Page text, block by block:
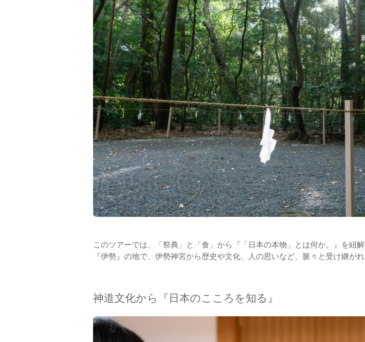
このツアーでは、「祭典」と「食」から『「日本の本物」とは何か。』を紐解
『伊勢』の地で、伊勢神宮から歴史や文化、人の思いなど、脈々と受け継が
神道文化から『日本のこころを知る』